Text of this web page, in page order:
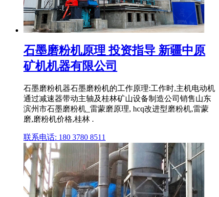
石墨磨粉机原理 投资指导 新疆中原
矿机机器有限公司
石墨磨粉机器石墨磨粉机的工作原理:工作时,主机电动机
通过减速器带动主轴及桂林矿山设备制造公司销售山东
滨州市石墨磨粉机_雷蒙磨原理, hcq改进型磨粉机,雷蒙
磨,磨粉机价格,桂林 .
联系电话: 180 3780 8511